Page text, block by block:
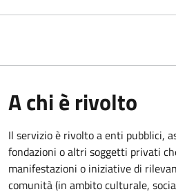
A chi è rivolto
Il servizio è rivolto a enti pubblici,
fondazioni o altri soggetti privati
manifestazioni o iniziative di
comunità (in ambito culturale,